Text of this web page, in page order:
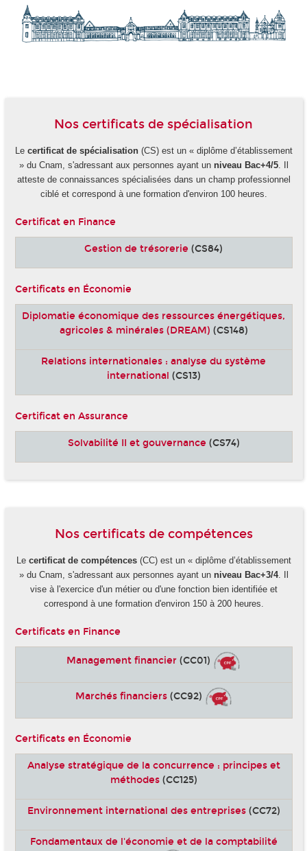
Nos certificats de spécialisation
Le certificat de spécialisation(CS) est un « diplôme d’établissement
» du Cnam, s'adressant aux personnes ayant un niveau Bac+4/5. Il
atteste de connaissances spécialisées dans un champ professionnel
ciblé et correspond à une formation d'environ 100 heures.
Certificat en Finance
Gestion de trésorerie (CS84)
Certificats en Économie
Diplomatie économique des ressources énergétiques,
agricoles & minérales (DREAM) (CS148)
Relations internationales : analyse du système
international (CS13)
Certificat en Assurance
Solvabilité II et gouvernance (CS74)
Nos certificats de compétences
Le certificat de compétences(CC) est un « diplôme d’établissement
» du Cnam, s'adressant aux personnes ayant un niveau Bac+3/4. Il
vise à l'exercice d'un métier ou d'une fonction bien identifiée et
correspond à une formation d'environ 150 à 200 heures.
Certificats en Finance
Management financier (CC01)
Marchés financiers(CC92)
Certificats en Économie
Analyse stratégique de la concurrence : principes et
méthodes(CC125)
Environnement international des entreprises(CC72)
Fondamentaux de l'économie et de la comptabilité